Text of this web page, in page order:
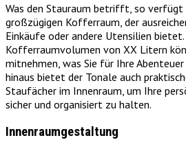
Was den Stauraum betrifft, so verfügt
großzügigen Kofferraum, der
Einkäufe oder andere Utensilien
Kofferraumvolumen von XX Litern
mitnehmen, was Sie für Ihre
hinaus bietet der Tonale auch
Staufächer im Innenraum, um Ihre
sicher und organisiert zu halten.
Innenraumgestaltung